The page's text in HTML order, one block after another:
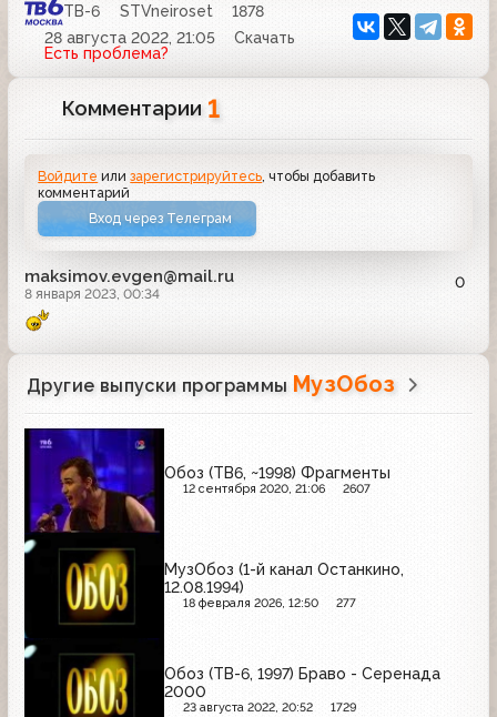
ТВ-6 STVneiroset
1878
28 августа 2022, 21:05
Скачать
Есть проблема?
Комментарии 1
Войдите илизарегистрируйтесь, чтобы добавить
комментарий
Вход через Телеграм
maksimov.evgen@mail.ru
8 января 2023, 00:34
0
Другие выпуски программы МузОбоз
Обоз (ТВ6, ~1998) Фрагменты
12 сентября 2020, 21:06 2607
МузОбоз (1-й канал Останкино,
12.08.1994)
18 февраля 2026, 12:50 277
Обоз (ТВ-6, 1997) Браво - Серенада
2000
23 августа 2022, 20:52 1729